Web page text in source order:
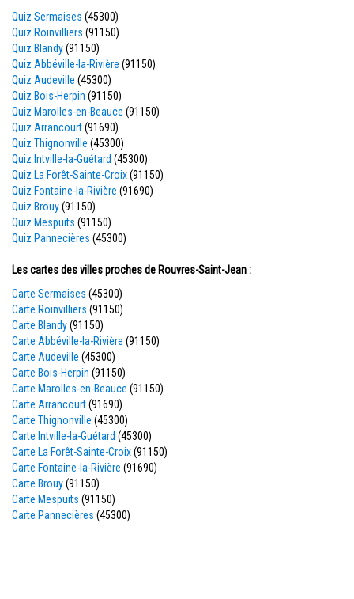
Quiz Sermaises (45300)
Quiz Roinvilliers (91150)
Quiz Blandy(91150)
Quiz Abbéville-la-Rivière (91150)
Quiz Audeville (45300)
Quiz Bois-Herpin (91150)
Quiz Marolles-en-Beauce (91150)
Quiz Arrancourt(91690)
Quiz Thignonville (45300)
Quiz Intville-la-Guétard (45300)
Quiz La Forêt-Sainte-Croix(91150)
Quiz Fontaine-la-Rivière (91690)
Quiz Brouy(91150)
Quiz Mespuits (91150)
Quiz Pannecières (45300)
Les cartes des villes proches de Rouvres-Saint-Jean :
Carte Sermaises (45300)
Carte Roinvilliers (91150)
Carte Blandy(91150)
Carte Abbéville-la-Rivière (91150)
Carte Audeville (45300)
Carte Bois-Herpin (91150)
Carte Marolles-en-Beauce (91150)
Carte Arrancourt(91690)
Carte Thignonville (45300)
Carte Intville-la-Guétard (45300)
Carte La Forêt-Sainte-Croix(91150)
Carte Fontaine-la-Rivière (91690)
Carte Brouy(91150)
Carte Mespuits (91150)
Carte Pannecières (45300)